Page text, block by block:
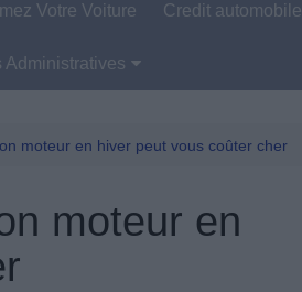
Votre Voiture Credit automobile
Administratives
moteur en hiver peut vous coûter cher
moteur en